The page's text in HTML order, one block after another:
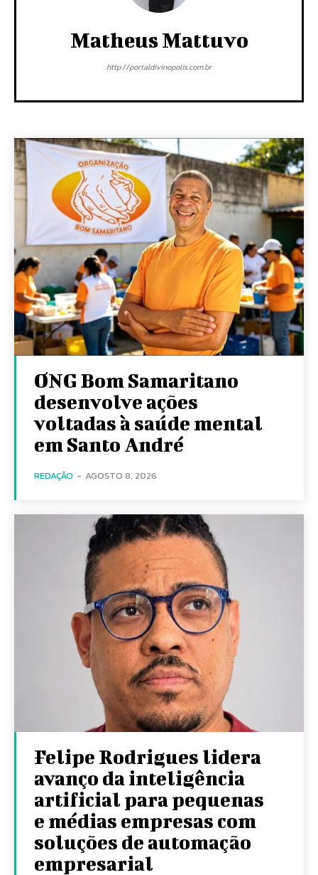
Matheus Mattuvo
http://portaldivinopolis.com.br
ONG Bom Samaritano
desenvolve ações
voltadas à saúde mental
em Santo André
REDAÇÃO - AGOSTO 8, 2026
Felipe Rodrigues lidera
avanço da inteligência
artificial para pequenas
e médias empresas com
soluções de automação
empresarial